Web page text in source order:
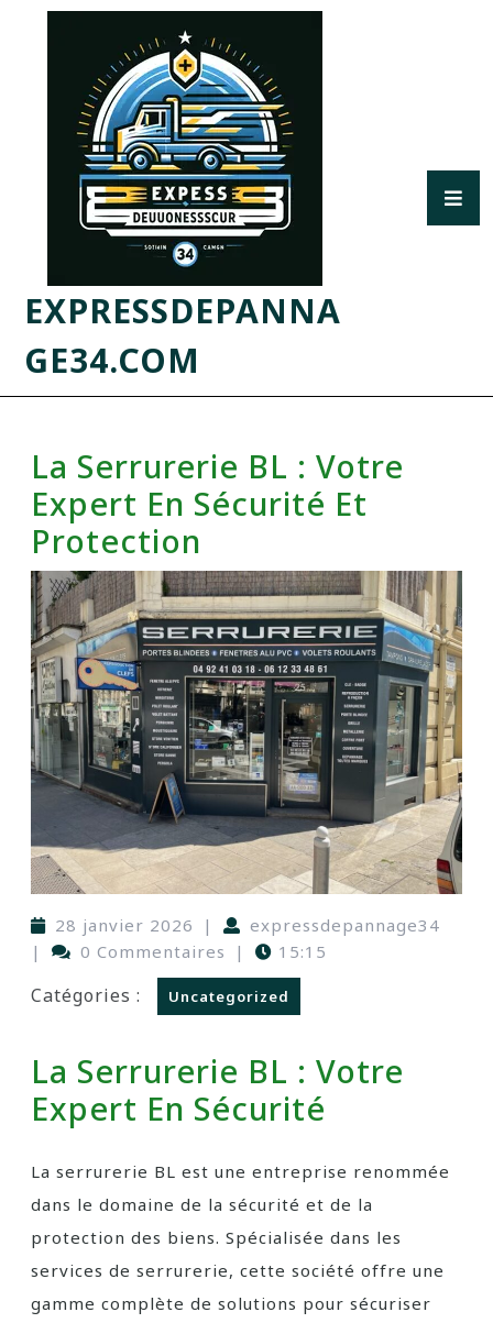
EXPRESSDEPANNA
GE34.COM
La Serrurerie BL : Votre
Expert En Sécurité Et
Protection
28 janvier 2026 |
expressdepannage34
|
0 Commentaires | 15:15
Catégories : Uncategorized
La Serrurerie BL : Votre
Expert En Sécurité
La serrurerie BL est une entreprise renommée
dans le domaine de la sécurité et de la
protection des biens. Spécialisée dans les
services de serrurerie, cette société offre une
gamme complète de solutions pour sécuriser